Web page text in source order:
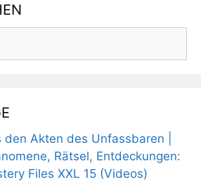
den Akten des Unfassbaren |
Rätsel, Entdeckungen:
Files XXL 15 (Videos)